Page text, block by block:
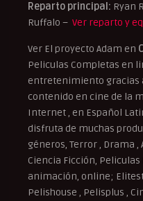
Reparto principal: Ryan
Ruffalo – Ver reparto y
Ver El proyecto Adam en
Peliculas Completas en
entretenimiento gracias
contenido en cine de la
Internet , en Español
disfruta de muchas
géneros, Terror , Drama ,
Ciencia Ficción,
animación, online;
Pelishouse , Pelisplus ,